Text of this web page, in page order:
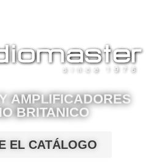
AMPLIFICADORES
BRITANICO
EL CATÁLOGO